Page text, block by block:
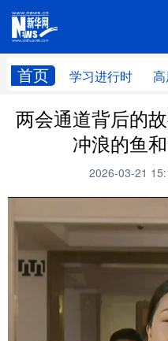
首页 学习进行时 高
学习进行时 高层
财经
文化 书画
法律 中央文件
两会通道背后的
冲浪的鱼
2026-03-21